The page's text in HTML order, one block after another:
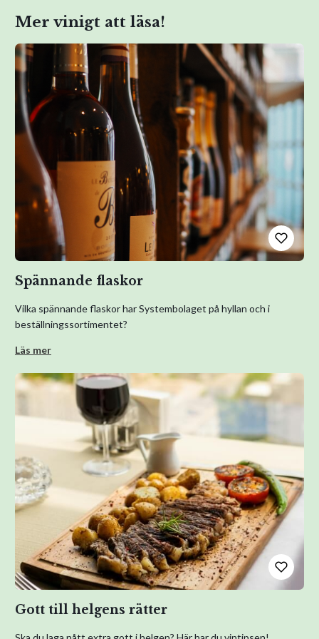
världskänd, sauvignon blanc. Sedan dess har Hunters viner varit
aromatisk, frisk och klassisk.
Mer vinigt att läsa!
Spännande flaskor
Vilka spännande flaskor har Systembolaget på hyllan och i
beställningssortimentet?
Läs mer
Gott till helgens rätter